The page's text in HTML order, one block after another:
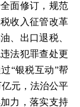
面修订，规范
收入征管改革
、出口退税、
法犯罪查处更
“银税互动”帮
元，法治公平
力，落实支持